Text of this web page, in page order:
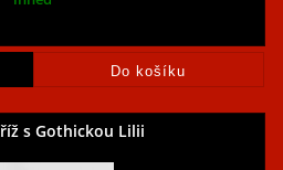
s Gothickou Lilii